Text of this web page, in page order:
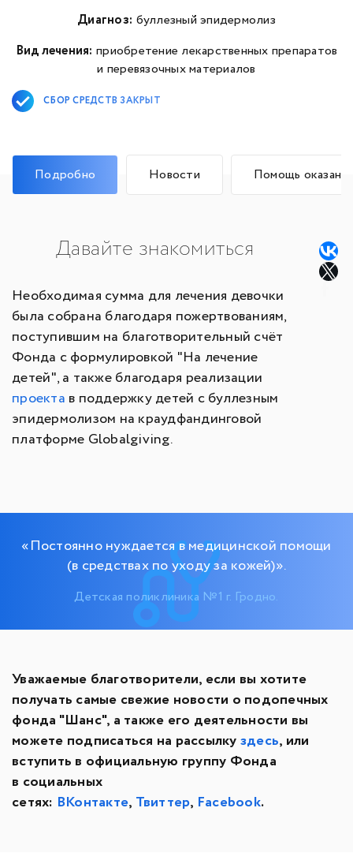
Диагноз: буллезный эпидермолиз
Вид лечения: приобретение лекарственных препаратов
и перевязочных материалов
СБОР СРЕДСТВ ЗАКРЫТ
Подробно Новости Помощь оказана
Давайте знакомиться
Необходимая сумма для лечения девочки
была собрана благодаря пожертвованиям,
поступившим на благотворительный счёт
Фонда с формулировкой "На лечение
детей", а также благодаря реализации
проекта в поддержку детей с буллезным
эпидермолизом на краудфандинговой
платформе Globalgiving.
«Постоянно нуждается в медицинской помощи
(в средствах по уходу за кожей)».
Детская поликлиника №1 г. Гродно.
Уважаемые благотворители, если вы хотите
получать самые свежие новости о подопечных
фонда "Шанс", а также его деятельности вы
можете подписаться на рассылкуздесь, или
вступить в официальную группу Фонда
в социальных
сетях: ВКонтакте, Твиттер, Facebook.